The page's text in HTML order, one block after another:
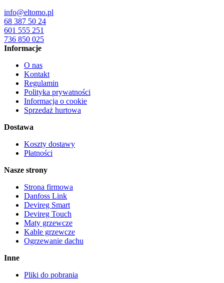
info@eltomo.pl
68 387 50 24
601 555 251
736 850 025
Informacje
O nas
Kontakt
Regulamin
Polityka prywatności
Informacja o cookie
Sprzedaż hurtowa
Dostawa
Koszty dostawy
Płatności
Nasze strony
Strona firmowa
Danfoss Link
Devireg Smart
Devireg Touch
Maty grzewcze
Kable grzewcze
Ogrzewanie dachu
Inne
Pliki do pobrania